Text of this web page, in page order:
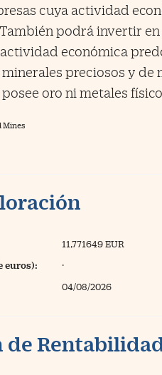
cuya actividad
podrá invertir
económica
preciosos y de
oro ni metales
Mines
11,771649 EUR
euros): ·
04/08/2026
de